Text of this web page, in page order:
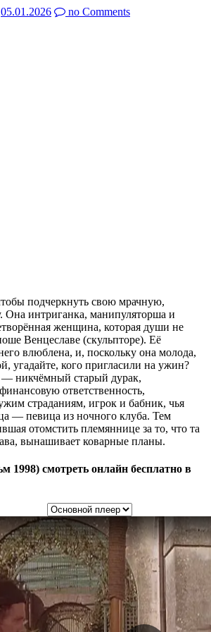
05.01.2026 no Comments
подчеркнуть свою мрачную,
Она интриганка, манипуляторша и
женщина, которая души не
Венцеславе (скульпторе). Её
влюблена, и, поскольку она молода,
угадайте, кого пригласили на ужин?
— никчёмный старый дурак,
ответственность,
страданиям, игрок и бабник, чья
— певица из ночного клуба. Тем
отомстить племяннице за то, что та
вынашивает коварные планы.
1998) смотреть онлайн бесплатно в